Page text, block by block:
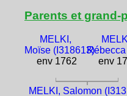
Parents et grand-
MELKI,
Moïse (I318613)
env 1762
env
MELKI, Salomon